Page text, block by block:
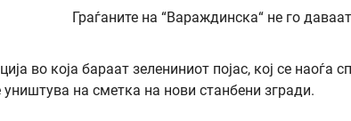
во која бараат зелениниот појас, кој се
уништува на сметка на нови станбени згради.